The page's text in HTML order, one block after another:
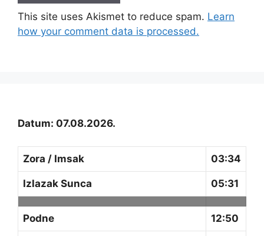
This site uses Akismet to reduce spam. Learn
how your comment data is processed.
Datum: 07.08.2026.
Zora / Imsak 03:34
Izlazak Sunca 05:31
Podne 12:50